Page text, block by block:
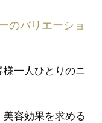
のバリエーショ
一人ひとりのニ
容効果を求める